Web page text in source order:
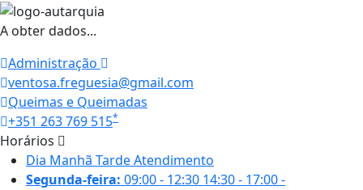
A obter dados...
Administração
ventosa.freguesia@gmail.com
Queimas e Queimadas
+351 263 769 515*
Horários
Dia Manhã TardeAtendimento
Segunda-feira: 09:00 - 12:30 14:30 - 17:00-